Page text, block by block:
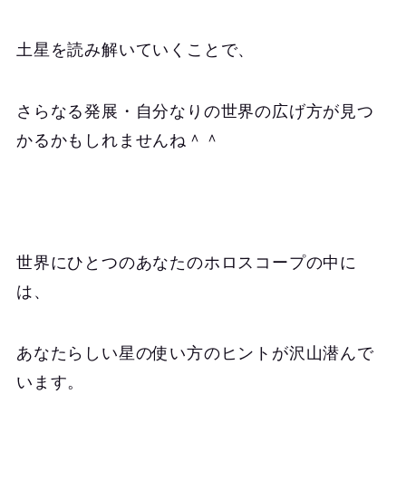
土星を読み解いていくことで、
さらなる発展・自分なりの世界の広げ方が見つ
かるかもしれませんね＾＾
世界にひとつのあなたのホロスコープの中に
は、
あなたらしい星の使い方のヒントが沢山潜んで
います。